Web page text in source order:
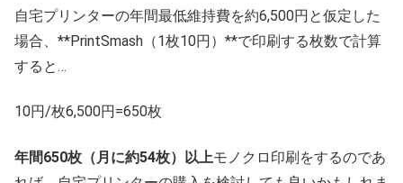
自宅プリンターの年間最低維持費を約6,500円と仮定した
場合、**PrintSmash（1枚10円）**で印刷する枚数で計算
すると…
10円/枚6,500円=650枚
年間650枚（月に約54枚）以上モノクロ印刷をするのであ